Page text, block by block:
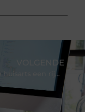
VOLGENDE
Mag je huisarts een rijbewijskeuring afnemen?